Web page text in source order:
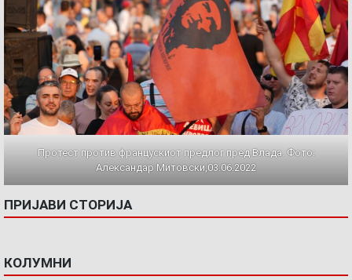
Протест против францускиот предлог пред Влада. Фото:
Александар Митовски,03.06.2022
ПРИЈАВИ СТОРИЈА
КОЛУМНИ